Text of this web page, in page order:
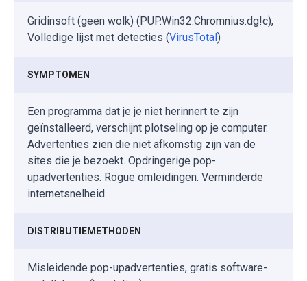
Gridinsoft (geen wolk) (PUP.Win32.Chromnius.dg!c),
Volledige lijst met detecties (VirusTotal)
SYMPTOMEN
Een programma dat je je niet herinnert te zijn
geïnstalleerd, verschijnt plotseling op je computer.
Advertenties zien die niet afkomstig zijn van de
sites die je bezoekt. Opdringerige pop-
upadvertenties. Rogue omleidingen. Verminderde
internetsnelheid.
DISTRIBUTIEMETHODEN
Misleidende pop-upadvertenties, gratis software-